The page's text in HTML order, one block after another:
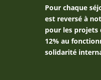
Pour chaque
est reversé à
pour les projets
12% au
solidarité